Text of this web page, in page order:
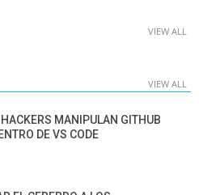
VIEW ALL
VIEW ALL
MANIPULAN GITHUB
DE VS CODE